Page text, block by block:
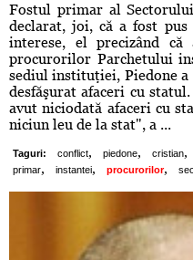
Fostul primar al
declarat, joi, că a fost
interese, el precizând
procurorilor Parchetului
sediul instituţiei, Piedone
desfăşurat afaceri cu
avut niciodată afaceri cu
niciun leu de la stat", a ...
Taguri: conflict, piedone, cristian,
primar, instantei, procurorilor,